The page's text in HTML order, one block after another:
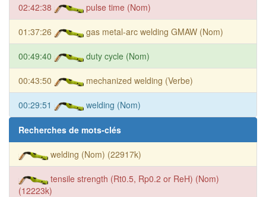
02:42:38 pulse time (Nom)
01:37:26 gas metal-arc welding GMAW (Nom)
00:49:40 duty cycle (Nom)
00:43:50 mechanized welding (Verbe)
00:29:51 welding (Nom)
Recherches de mots-clés
welding (Nom) (22917k)
tensile strength (Rt0.5, Rp0.2 or ReH) (Nom)
(12223k)